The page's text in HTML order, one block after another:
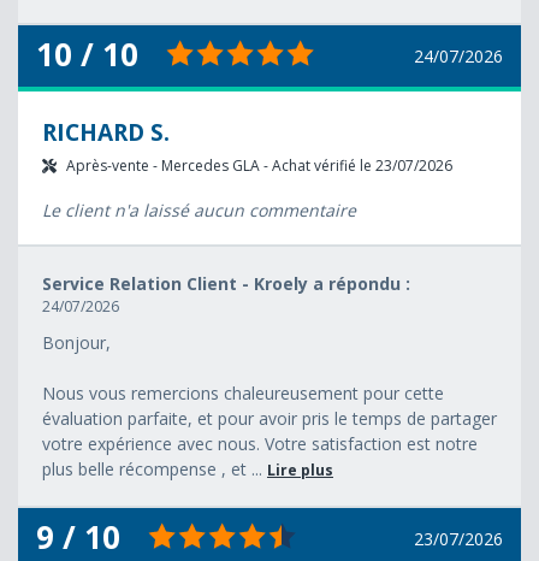
10 / 10 24/07/2026
RICHARD S.
Après-vente - Mercedes GLA - Achat vérifié le 23/07/2026
Le client n'a laissé aucun commentaire
Service Relation Client - Kroely a répondu :
24/07/2026
Bonjour,
Nous vous remercions chaleureusement pour cette
évaluation parfaite, et pour avoir pris le temps de partager
votre expérience avec nous. Votre satisfaction est notre
plus belle récompense , et ... Lire plus
9 / 10 23/07/2026